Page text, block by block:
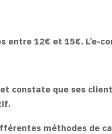
12€ et 15€. L’e-
constate que ses
méthodes de